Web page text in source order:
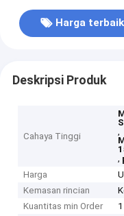
Harga terbaik
Deskripsi Produk
Cahaya Tinggi
,
,
Harga
Kemasan rincian
Kuantitas min Order